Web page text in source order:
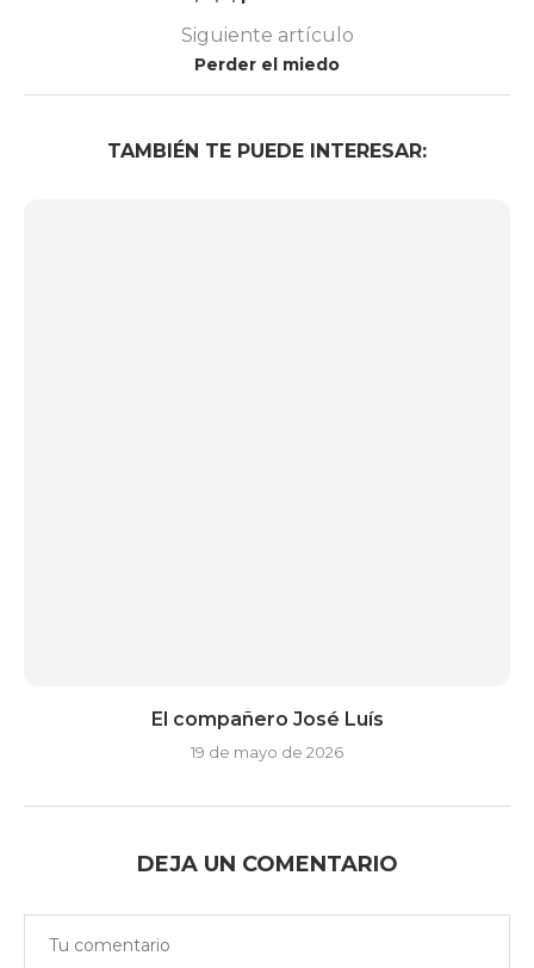
Siguiente artículo
Perder el miedo
TAMBIÉN TE PUEDE INTERESAR:
El compañero José Luís
19 de mayo de 2026
DEJA UN COMENTARIO